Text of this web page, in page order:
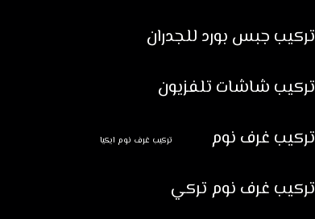
تركيب جبس بورد للجدران
تركيب شاشات تلفزيون
تركيب غرف نوم
تركيب غرف نوم ايكيا
تركيب غرف نوم تركي